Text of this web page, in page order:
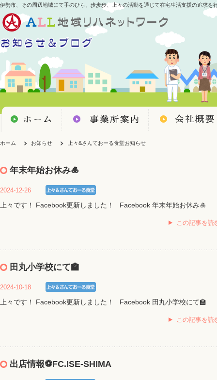
伊勢市、その周辺地域にて手のひら、歩歩歩、上々の活動を通じて在宅生活支援の追求を
ホーム お知らせ 上々&さんておーる食堂お知らせ
年末年始お休み🎍
2024-12-26
上々です！ Facebook更新しました！ Facebook 年末年始お休み🎍
この記事を読
田丸小学校にて🏫
2024-10-18
上々です！ Facebook更新しました！ Facebook 田丸小学校にて🏫
この記事を読
出店情報⚽️FC.ISE-SHIMA